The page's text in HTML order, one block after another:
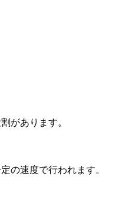
があります。
の速度で行われます。